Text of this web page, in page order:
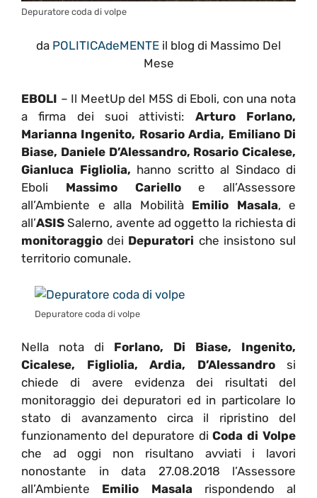
Depuratore coda di volpe
da POLITICAdeMENTE il blog di Massimo Del
Mese
EBOLI – Il MeetUp del M5S di Eboli, con una nota
a firma dei suoi attivisti: Arturo Forlano,
Marianna Ingenito, Rosario Ardia, Emiliano Di
Biase, Daniele D’Alessandro, Rosario Cicalese,
Gianluca Figliolia, hanno scritto al Sindaco di
Eboli Massimo Carielloe all’Assessore
all’Ambiente e alla Mobilità Emilio Masala, e
all’ASIS Salerno, avente ad oggetto la richiesta di
monitoraggio dei Depuratori che insistono sul
territorio comunale.
Depuratore coda di volpe
Nella nota di Forlano, Di Biase, Ingenito,
Cicalese, Figliolia, Ardia, D’Alessandrosi
chiede di avere evidenza dei risultati del
monitoraggio dei depuratori ed in particolare lo
stato di avanzamento circa il ripristino del
funzionamento del depuratore diCoda di Volpe
che ad oggi non risultano avviati i lavori
nonostante in data 27.08.2018 l’Assessore
all’Ambiente Emilio Masalarispondendo al